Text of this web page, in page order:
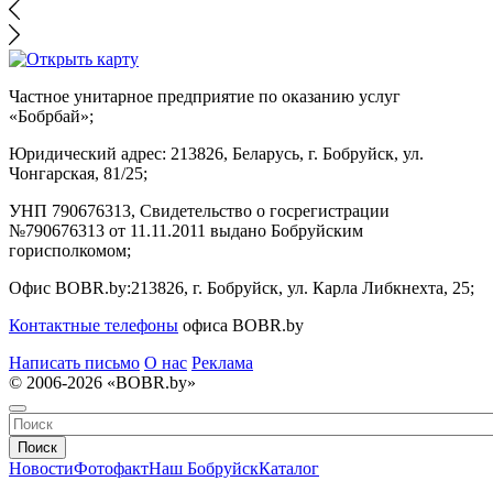
Частное унитарное предприятие по оказанию услуг
«Бобрбай»;
Юридический адрес: 213826, Беларусь, г. Бобруйск, ул.
Чонгарская, 81/25;
УНП 790676313, Свидетельство о госрегистрации
№790676313 от 11.11.2011 выдано Бобруйским
горисполкомом;
Офис BOBR.by:213826, г. Бобруйск, ул. Карла Либкнехта, 25;
Контактные телефоны офиса BOBR.by
Написать письмо О нас Реклама
© 2006-2026 «BOBR.by»
Поиск
НовостиФотофактНаш БобруйскКаталог